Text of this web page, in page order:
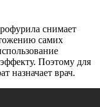
снимает
самих
Поэтому для
назначает врач.